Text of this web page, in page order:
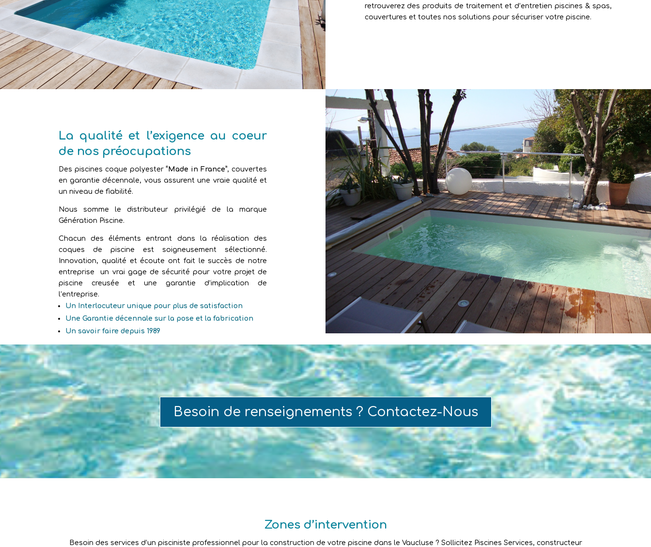
retrouverez des produits de traitement et d’entretien piscines & spas,
couvertures et toutes nos solutions pour sécuriser votre piscine.
La qualité et l’exigence au coeur
de nos préocupations
Des piscines coque polyester“Made in France”, couvertes
en garantie décennale, vous assurent une vraie qualité et
un niveau de fiabilité.
Nous somme le distributeur privilégié de la marque
Génération Piscine.
Chacun des éléments entrant dans la réalisation des
coques de piscine est soigneusement sélectionné.
Innovation, qualité et écoute ont fait le succès de notre
entreprise un vrai gage de sécurité pour votre projet de
piscine creusée et une garantie d’implication de
l’entreprise.
Un Interlocuteur unique pour plus de satisfaction
Une Garantie décennale sur la pose et la fabrication
Un savoir faire depuis 1989
Besoin de renseignements ? Contactez-Nous
Zones d’intervention
Besoin des services d’un pisciniste professionnel pour la construction de votre piscine dans le Vaucluse ? Sollicitez Piscines Services, constructeur